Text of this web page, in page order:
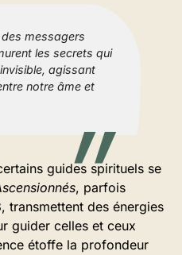
messagers
les secrets qui
agissant
notre âme et
guides spirituels se
, parfois
transmettent des énergies
guider celles et ceux
étoffe la profondeur